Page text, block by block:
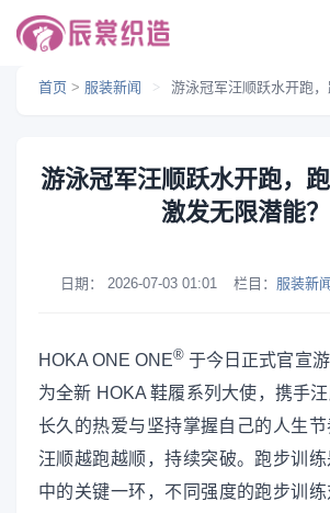
首页 > 服装新闻 > 游泳冠军汪顺跃水开跑，跑步训
游泳冠军汪顺跃水开跑，
激发无限潜能？
日期： 2026-07-03 01:01 栏目： 服装新
HOKA ONE ONE® 于今日正式官宣
为全新 HOKA 鞋履系列大使，携手
长久的热爱与坚持掌握自己的人生
汪顺越跑越顺，持续突破。跑步训
中的关键一环，不同强度的跑步训